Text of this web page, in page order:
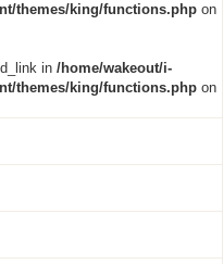
themes/king/functions.php on
in /home/wakeout/i-
themes/king/functions.php on